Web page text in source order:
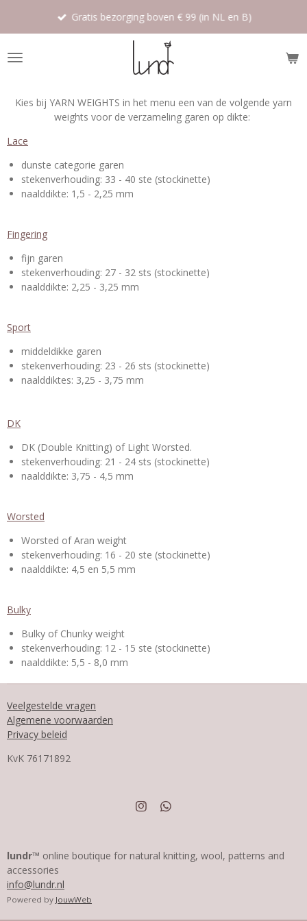
de
Gratis bezorging boven € 99 (in NL en B)
Kies bij YARN WEIGHTS in het menu een van de volgende yarn
weights voor de verzameling garen op dikte:
Lace
dunste categorie garen
stekenverhouding: 33 - 40 ste (stockinette)
naalddikte: 1,5 - 2,25 mm
Fingering
fijn garen
stekenverhouding: 27 - 32 sts (stockinette)
naalddikte: 2,25 - 3,25 mm
Sport
middeldikke garen
stekenverhouding: 23 - 26 sts (stockinette)
naalddiktes: 3,25 - 3,75 mm
DK
DK (Double Knitting) of Light Worsted.
stekenverhouding: 21 - 24 sts (stockinette)
naalddikte: 3,75 - 4,5 mm
Worsted
Worsted of Aran weight
stekenverhouding: 16 - 20 ste (stockinette)
naalddikte: 4,5 en 5,5 mm
Bulky
Bulky of Chunky weight
stekenverhouding: 12 - 15 ste (stockinette)
naalddikte: 5,5 - 8,0 mm
Veelgestelde vragen
Algemene voorwaarden
Privacy beleid
KvK 76171892
I
a
W
s
lundr™ online boutique for natural knitting, wool, patterns and
accessories
info@lundr.nl
Powered by JouwWeb